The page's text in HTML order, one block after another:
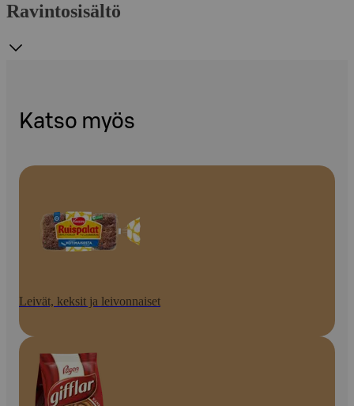
Ravintosisältö
Katso myös
Leivät, keksit ja leivonnaiset